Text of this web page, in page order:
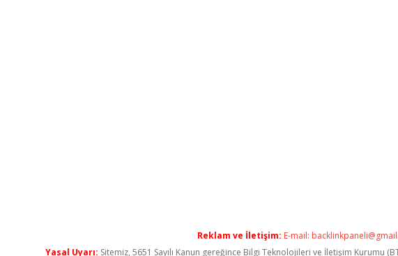
Reklam ve İletişim: E-mail:
Yasal Uyarı: Sitemiz, 5651 Sayılı Kanun gereğince Bilgi Teknolojileri ve İletişim Kurumu